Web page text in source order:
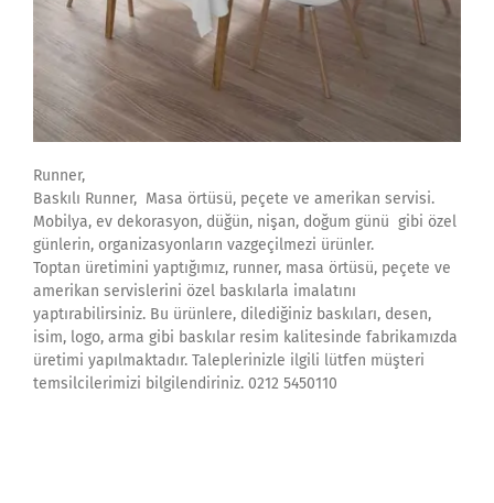
Runner,
Baskılı Runner, Masa örtüsü, peçete ve amerikan servisi.
Mobilya, ev dekorasyon, düğün, nişan, doğum günü gibi özel
günlerin, organizasyonların vazgeçilmezi ürünler.
Toptan üretimini yaptığımız, runner, masa örtüsü, peçete ve
amerikan servislerini özel baskılarla imalatını
yaptırabilirsiniz. Bu ürünlere, dilediğiniz baskıları, desen,
isim, logo, arma gibi baskılar resim kalitesinde fabrikamızda
üretimi yapılmaktadır. Taleplerinizle ilgili lütfen müşteri
temsilcilerimizi bilgilendiriniz. 0212 5450110